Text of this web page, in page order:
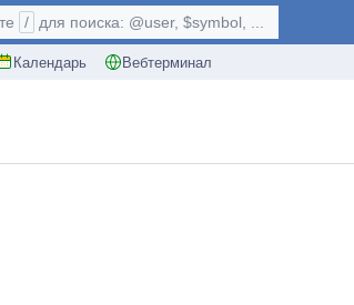
Календарь Вебтерминал
/ для поиска: @user, $symbol, ...